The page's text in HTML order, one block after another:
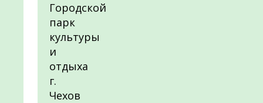
Городской
парк
культуры
и
отдыха
г.
Чехов